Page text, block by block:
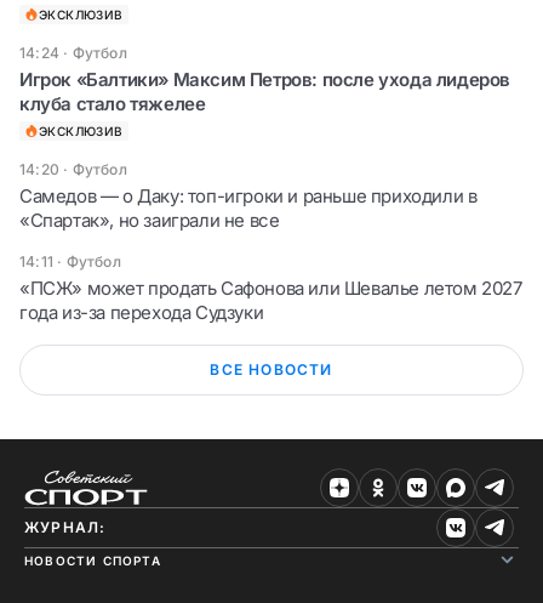
ЭКСКЛЮЗИВ
14:24 · Футбол
Игрок «Балтики» Максим Петров: после ухода лидеров
клуба стало тяжелее
ЭКСКЛЮЗИВ
14:20 · Футбол
Самедов — о Даку: топ-игроки и раньше приходили в
«Спартак», но заиграли не все
14:11 · Футбол
«ПСЖ» может продать Сафонова или Шевалье летом 2027
года из-за перехода Судзуки
ВСЕ НОВОСТИ
ЖУРНАЛ:
НОВОСТИ СПОРТА